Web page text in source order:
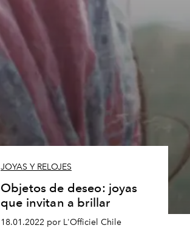
JOYAS Y RELOJES
Objetos de deseo: joyas
que invitan a brillar
18.01.2022 por L'Officiel Chile